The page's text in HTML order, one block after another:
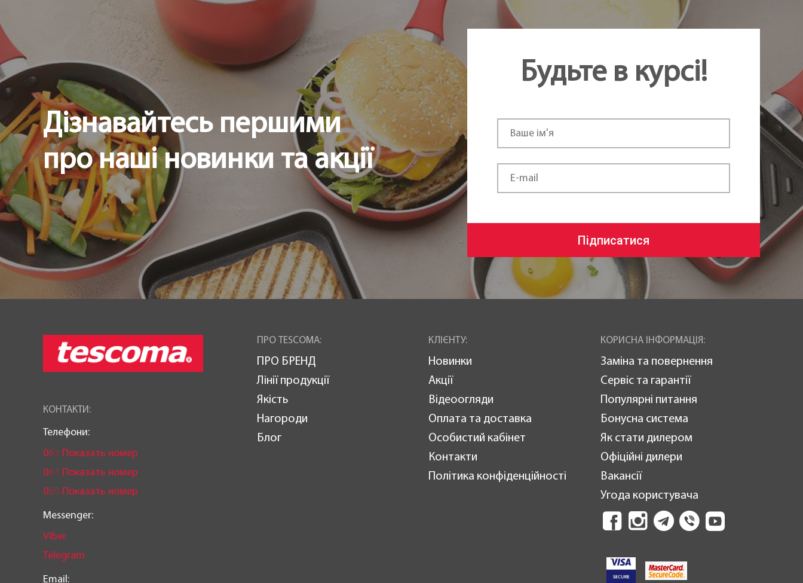
Дізнавайтесь першими
про наші новинки та акції
Будьте в курсі!
Підписатися
КОНТАКТИ:
Телефони:
063 Показать номер
067 Показать номер
050 Показать номер
Messenger:
Viber
Telegram
Email:
ПРО TESCOMA:
ПРО БРЕНД
Лінії продукції
Якість
Нагороди
Блог
КЛІЄНТУ:
Новинки
Акції
Відеоогляди
Оплата та доставка
Особистий кабінет
Контакти
Політика конфіденційності
КОРИСНА ІНФОРМАЦІЯ:
Заміна та повернення
Сервіс та гарантії
Популярні питання
Бонусна система
Як стати дилером
Офіційні дилери
Вакансії
Угода користувача